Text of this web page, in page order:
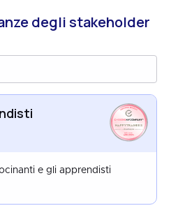
degli stakeholder
HAPPYTRAINEES
FRANCE
AUG 2025
e gli apprendisti